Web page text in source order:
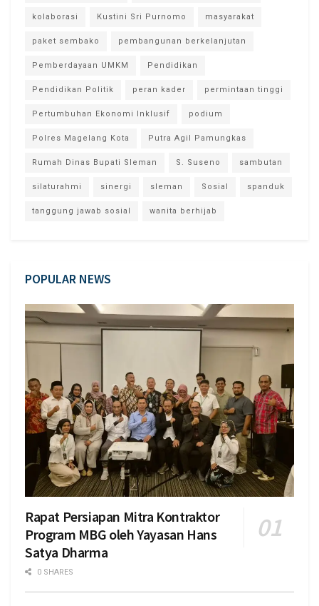
kolaborasi Kustini Sri Purnomo masyarakat
paket sembako pembangunan berkelanjutan
Pemberdayaan UMKM Pendidikan
Pendidikan Politik peran kader permintaan tinggi
Pertumbuhan Ekonomi Inklusif podium
Polres Magelang Kota Putra Agil Pamungkas
Rumah Dinas Bupati Sleman S. Suseno sambutan
silaturahmi sinergi sleman Sosial spanduk
tanggung jawab sosial wanita berhijab
POPULAR NEWS
Rapat Persiapan Mitra Kontraktor
Program MBG oleh Yayasan Hans
Satya Dharma
0 SHARES